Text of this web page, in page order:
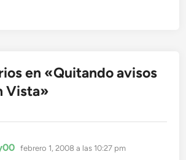
en «Quitando avisos
Vista»
dice:
febrero 1, 2008 a las 10:27 pm